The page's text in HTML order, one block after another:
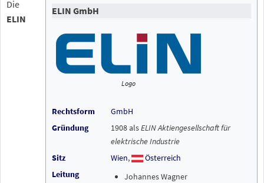
ELIN GmbH
Logo
Rechtsform
GmbH
Gründung
1908 alsELIN Aktiengesellschaft für
elektrische Industrie
Sitz
Wien,
Österreich
Leitung
Johannes Wagner
Die
ELIN